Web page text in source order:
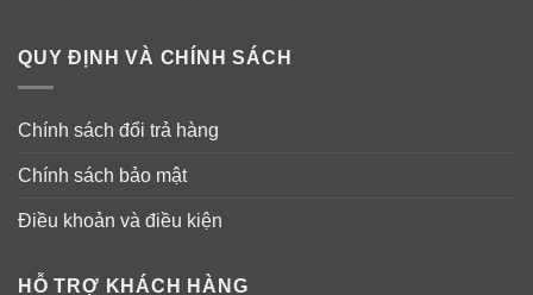
QUY ĐỊNH VÀ CHÍNH SÁCH
Chính sách đổi trả hàng
Chính sách bảo mật
Điều khoản và điều kiện
HỖ TRỢ KHÁCH HÀNG